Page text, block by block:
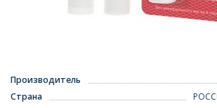
Производитель
Страна